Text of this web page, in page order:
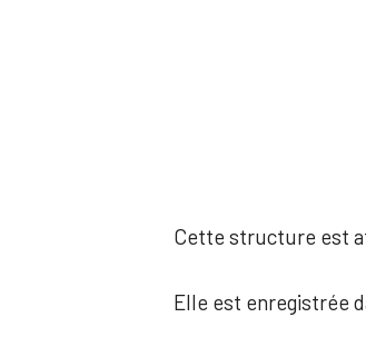
Cette structure est
Elle est enregistrée